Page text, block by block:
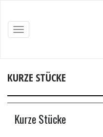
TOGGLE
NAVIGATION
KURZE STÜCKE
Kurze Stücke